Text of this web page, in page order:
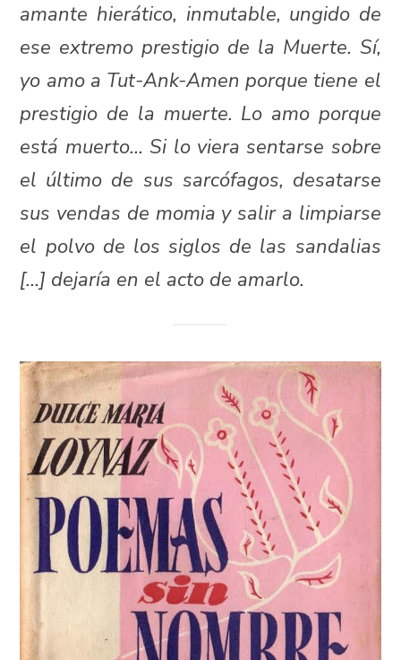
amante hierático, inmutable, ungido de
ese extremo prestigio de la Muerte. Sí,
yo amo a Tut-Ank-Amen porque tiene el
prestigio de la muerte. Lo amo porque
está muerto… Si lo viera sentarse sobre
el último de sus sarcófagos, desatarse
sus vendas de momia y salir a limpiarse
el polvo de los siglos de las sandalias
[…] dejaría en el acto de amarlo.